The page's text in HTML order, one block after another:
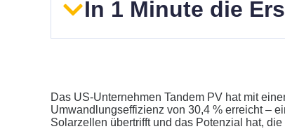
In 1 Minute die
Das US-Unternehmen Tandem PV hat mit
Umwandlungseffizienz von 30,4 % erreicht –
Solarzellen übertrifft und das Potenzial hat,